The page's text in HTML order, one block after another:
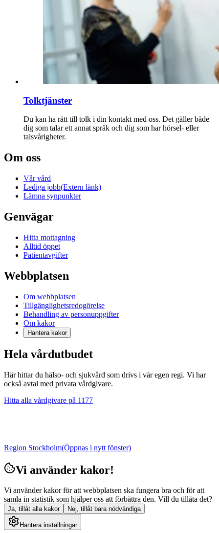
Tolktjänster
Du kan ha rätt till tolk i din kontakt med oss. Det gäller både
dig som talar ett annat språk och dig som har hörsel- eller
talsvårigheter.
Om oss
Vår vård
Lediga jobb(Extern länk)
Lämna synpunkter
Genvägar
Hitta mottagning
Alltid öppet
Patientavgifter
Webbplatsen
Om webbplatsen
Tillgänglighetsredogörelse
Behandling av personuppgifter
Om kakor
Hantera kakor
Hela vårdutbudet
Här hittar du hälso- och sjukvård som drivs i vår egen regi. Vi har
också avtal med privata vårdgivare.
Hitta alla vårdgivare på 1177
Region Stockholm(Öppnas i nytt fönster)
Vi använder kakor!
Vi använder kakor för att webbplatsen ska fungera bra och för att
samla in statistik som hjälper oss att förbättra den. Vill du tillåta det?
Ja, tillåt alla kakor Nej, tillåt bara nödvändiga
Hantera inställningar